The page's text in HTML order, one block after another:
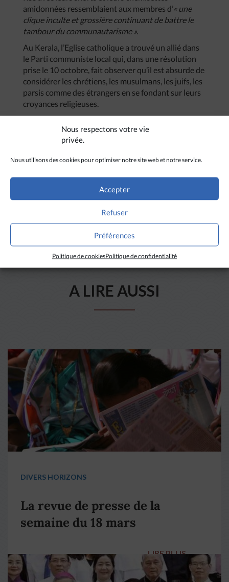
Nous respectons votre vie
privée.
Nous utilisons des cookies pour optimiser notre site web et notre service.
Accepter
Refuser
Préférences
Politique de cookiesPolitique de confidentialité
amidonnées ressemblaient aux membres d’« une
clique inculteet grossièrecontinuantdebattre le
tambourducommunautarisme ».
Au Kerala, l’Eglise catholique a trouvé un allié dans
le Parti communiste local qui, dans une résolution
prise le 10 octobre, fait observer qu’il est absurde de
considérer les chrétiens, les musulmans, les juifs, les
parsis comme des étrangers en se fondant sur leurs
croyances religieuses.
A LIRE AUSSI
DIVERS HORIZONS
La revue de presse de la
semaine du 18 mars
LIRE PLUS →